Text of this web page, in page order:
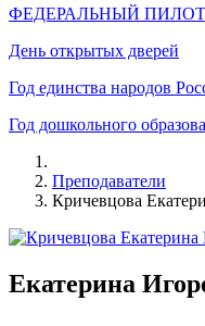
ФЕДЕРАЛЬНЫЙ
День открытых дверей
Год единства народов
Год дошкольного
Преподаватели
Кричевцова
Екатерина